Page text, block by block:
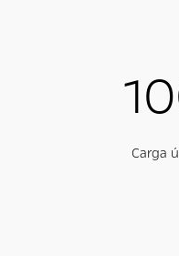
Carga